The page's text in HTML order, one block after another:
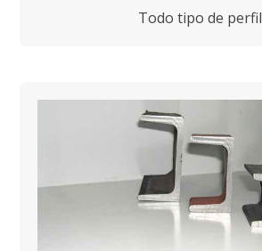
Todo tipo de perfil